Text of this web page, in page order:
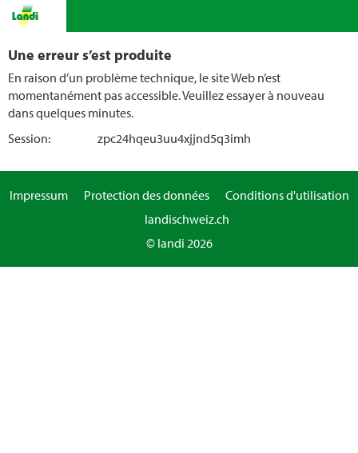
Une erreur s’est produite
En raison d’un problème technique, le site Web n’est
momentanément pas accessible. Veuillez essayer à nouveau
dans quelques minutes.
Session:
zpc24hqeu3uu4xjjnd5q3imh
Impressum Protection des données
Conditions d'utilisation
landischweiz.ch
© landi 2026